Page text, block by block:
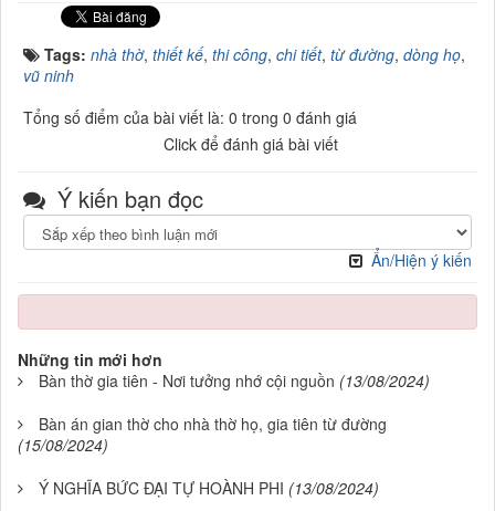
Tags: nhà thờ, thiết kế, thi công, chi tiết, từ đường, dòng họ,
vũ ninh
Tổng số điểm của bài viết là: 0 trong 0 đánh giá
Click để đánh giá bài viết
Ý kiến bạn đọc
Ẩn/Hiện ý kiến
Những tin mới hơn
Bàn thờ gia tiên - Nơi tưởng nhớ cội nguồn (13/08/2024)
Bàn án gian thờ cho nhà thờ họ, gia tiên từ đường
(15/08/2024)
Ý NGHĨA BỨC ĐẠI TỰ HOÀNH PHI (13/08/2024)